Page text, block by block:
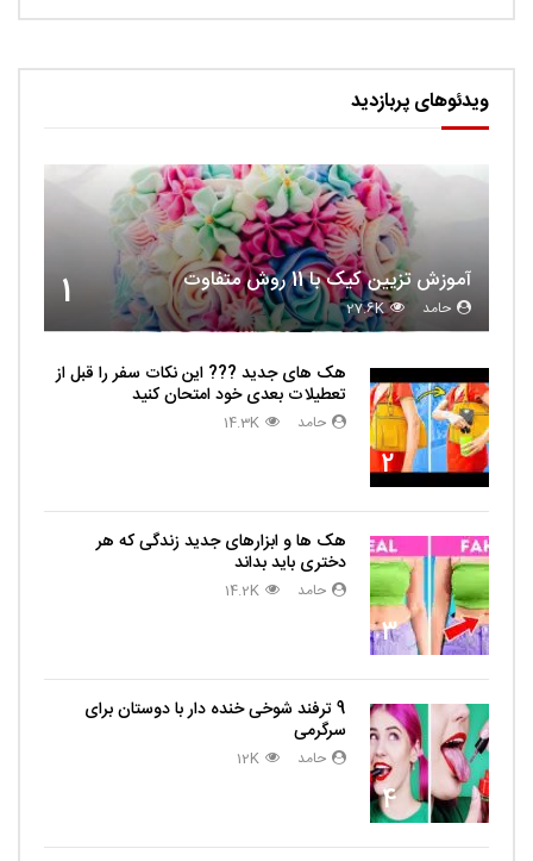
ویدئوهای پربازدید
1 آموزش تزیین کیک با 11 روش متفاوت
حامد 27.6K
2
هک های جدید ??️? این نکات سفر را قبل از
تعطیلات بعدی خود امتحان کنید
حامد 14.3K
3
هک ها و ابزارهای جدید زندگی که هر
دختری باید بداند
حامد 14.2K
4
9 ترفند شوخی خنده دار با دوستان برای
سرگرمی
حامد 12K